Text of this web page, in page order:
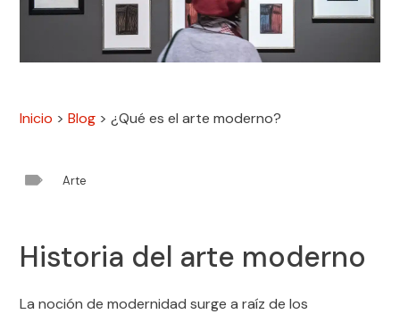
Inicio >Blog >¿Qué es el arte moderno?
 Arte
Historia del arte moderno
La noción de modernidad surge a raíz de los